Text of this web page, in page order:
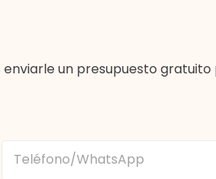
un presupuesto
Teléfono/WhatsApp